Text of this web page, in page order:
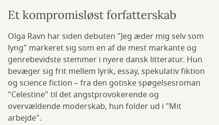
Et kompromisløst forfatterskab
Olga Ravn har siden debuten "Jeg æder mig selv som
lyng" markeret sig som en af de mest markante og
genrebevidste stemmer i nyere dansk litteratur. Hun
bevæger sig frit mellem lyrik, essay, spekulativ fiktion
og science fiction – fra den gotiske spøgelsesroman
"Celestine" til det angstprovokerende og
overvældende moderskab, hun folder ud i "Mit
arbejde".